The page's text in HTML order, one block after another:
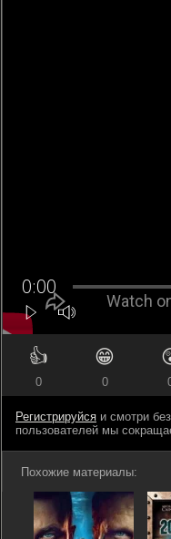
👍
0
😁
0
Регистрируйся и смотри
пользователей мы
Похожие материалы: